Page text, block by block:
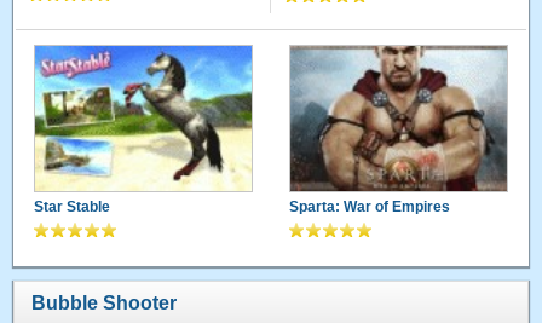
Star Stable Sparta: War of Empires
Bubble Shooter